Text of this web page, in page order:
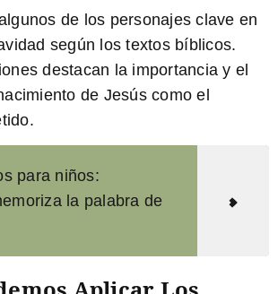
de los personajes clave en
según los textos bíblicos.
destacan la importancia y el
de Jesús como el
para niños:
la palabra de